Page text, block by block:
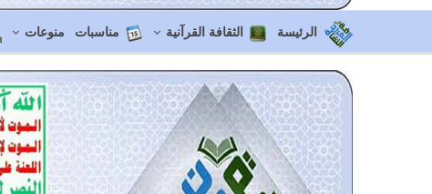
الرئيسة الثقافة القرآنية مناسبات منوعات